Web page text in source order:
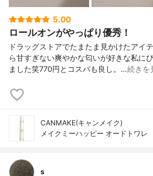
5.00
ロールオンがやっぱり優秀！
ドラッグストアでたまたま見かけたアイ
ら甘すぎない爽やかな匂いが好きな私に
ました笑770円とコスパも良し。…続きを
CANMAKE(キャンメイク)
メイクミーハッピー オードトワレ
s